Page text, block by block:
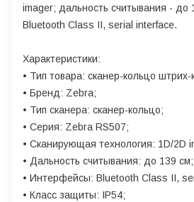
imager; дальность считывания -
Bluetooth Class II, serial interface.
Характеристики:
• Тип товара: сканер-кольцо штрих-
• Бренд: Zebra;
• Тип сканера: сканер-кольцо;
• Серия: Zebra RS507;
• Сканирующая технология: 1D/2D
• Дальность считывания: до 139 см;
• Интерфейсы: Bluetooth Class II,
• Класс защиты: IP54;